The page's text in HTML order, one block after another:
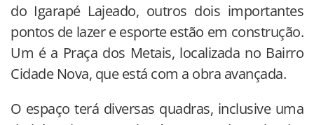
do Igarapé Lajeado, outros dois importantes
pontos de lazer e esporte estão em construção.
Um é a Praça dos Metais, localizada no Bairro
Cidade Nova, que está com a obra avançada.
O espaço terá diversas quadras, inclusive uma